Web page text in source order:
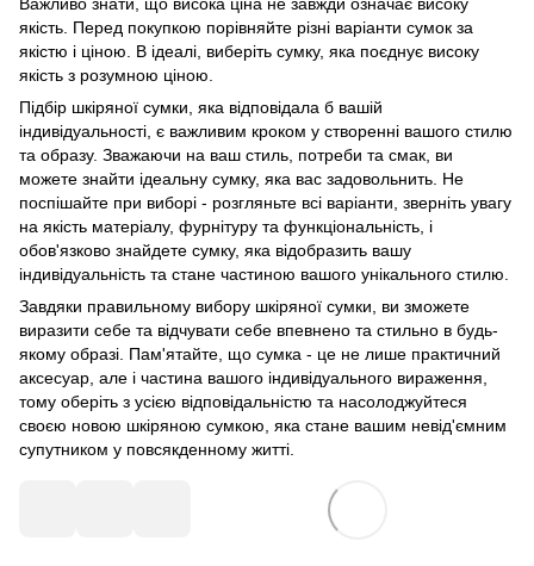
якість. Перед покупкою порівняйте різні варіанти сумок за
якістю і ціною. В ідеалі, виберіть сумку, яка поєднує високу
якість з розумною ціною.
Підбір шкіряної сумки, яка відповідала б вашій
індивідуальності, є важливим кроком у створенні вашого стилю
та образу. Зважаючи на ваш стиль, потреби та смак, ви
можете знайти ідеальну сумку, яка вас задовольнить. Не
поспішайте при виборі - розгляньте всі варіанти, зверніть увагу
на якість матеріалу, фурнітуру та функціональність, і
обов'язково знайдете сумку, яка відобразить вашу
індивідуальність та стане частиною вашого унікального стилю.
Завдяки правильному вибору шкіряної сумки, ви зможете
виразити себе та відчувати себе впевнено та стильно в будь-
якому образі. Пам'ятайте, що сумка - це не лише практичний
аксесуар, але і частина вашого індивідуального вираження,
тому оберіть з усією відповідальністю та насолоджуйтеся
своєю новою шкіряною сумкою, яка стане вашим невід'ємним
супутником у повсякденному житті.